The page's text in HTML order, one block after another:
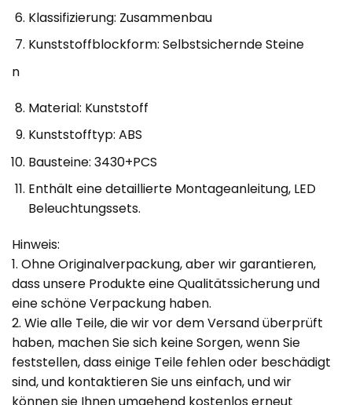
Klassifizierung: Zusammenbau
Kunststoffblockform: Selbstsichernde Steine
n
Material: Kunststoff
Kunststofftyp: ABS
Bausteine: 3430+PCS
Enthält eine detaillierte Montageanleitung, LED
Beleuchtungssets.
Hinweis:
1. Ohne Originalverpackung, aber wir garantieren,
dass unsere Produkte eine Qualitätssicherung und
eine schöne Verpackung haben.
2. Wie alle Teile, die wir vor dem Versand überprüft
haben, machen Sie sich keine Sorgen, wenn Sie
feststellen, dass einige Teile fehlen oder beschädigt
sind, und kontaktieren Sie uns einfach, und wir